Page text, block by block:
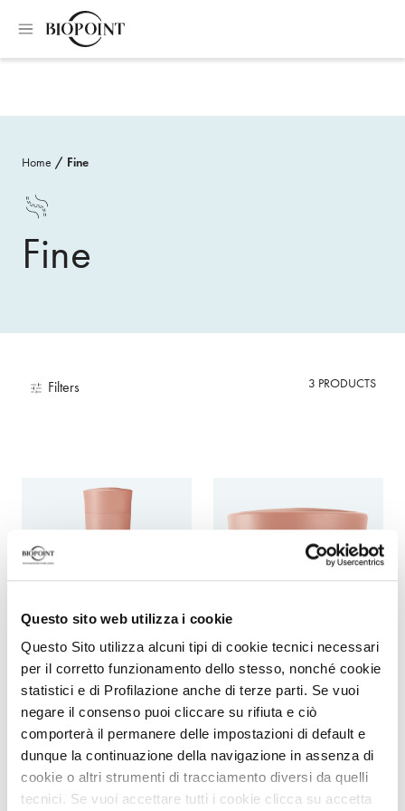
Questo sito web utilizza i cookie
Questo Sito utilizza alcuni tipi di cookie tecnici necessari
per il corretto funzionamento dello stesso, nonché cookie
statistici e di Profilazione anche di terze parti. Se vuoi
negare il consenso puoi cliccare su rifiuta e ciò
comporterà il permanere delle impostazioni di default e
dunque la continuazione della navigazione in assenza di
cookie o altri strumenti di tracciamento diversi da quelli
tecnici. Se vuoi accettare tutti i cookie clicca su accetta
Home Fine
Fine
Filters 3 PRODUCTS
Shampoo
Extra volume filler
shampoo
Hair mask
Extra volume filler mask